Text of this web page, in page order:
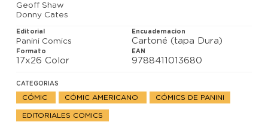
Geoff Shaw
Donny Cates
Editorial
Panini Comics
Encuadernacion
Cartoné (tapa Dura)
Formato
17x26 Color
EAN
9788411013680
CATEGORIAS
CÓMIC CÓMIC AMERICANO CÓMICS DE PANINI
EDITORIALES COMICS